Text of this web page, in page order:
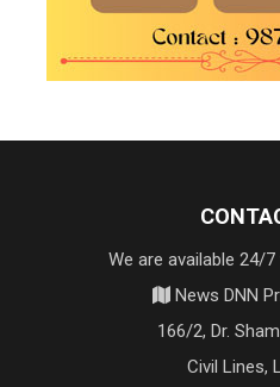
We are available 24/
News DNN
166/2, Dr.
Civil Lines,